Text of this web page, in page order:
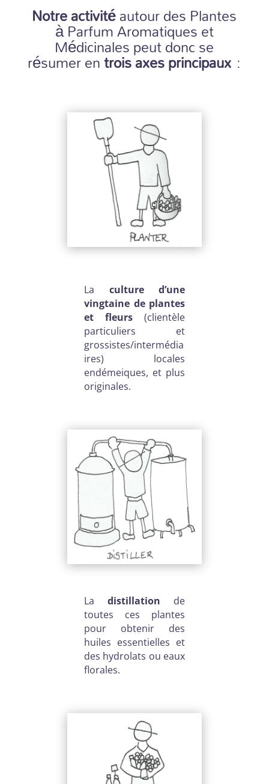
Notre activitéautour des Plantes
à Parfum Aromatiques et
Médicinales peut donc se
résumer entrois axes principaux :
La culture d’une
vingtaine de plantes
et fleurs (clientèle
particuliers et
grossistes/intermédia
ires) locales
endémeiques, et plus
originales.
La distillation de
toutes ces plantes
pour obtenir des
huiles essentielles et
des hydrolats ou eaux
florales.